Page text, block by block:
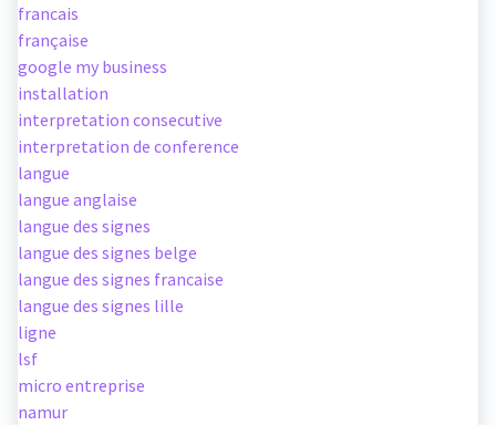
francais
française
google my business
installation
interpretation consecutive
interpretation de conference
langue
langue anglaise
langue des signes
langue des signes belge
langue des signes francaise
langue des signes lille
ligne
lsf
micro entreprise
namur